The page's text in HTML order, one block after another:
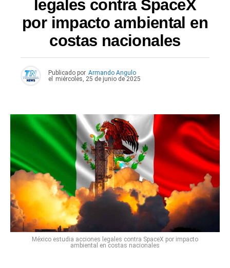
legales contra SpaceX
por impacto ambiental en
costas nacionales
Publicado por Armando Angulo
el
miércoles, 25 de junio de 2025
México estudia acciones legales contra SpaceX por impacto
ambiental en costas nacionales